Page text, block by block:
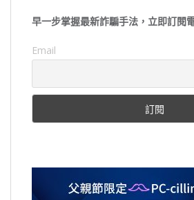
早一步掌握最新詐騙手法，立即訂閱
Email